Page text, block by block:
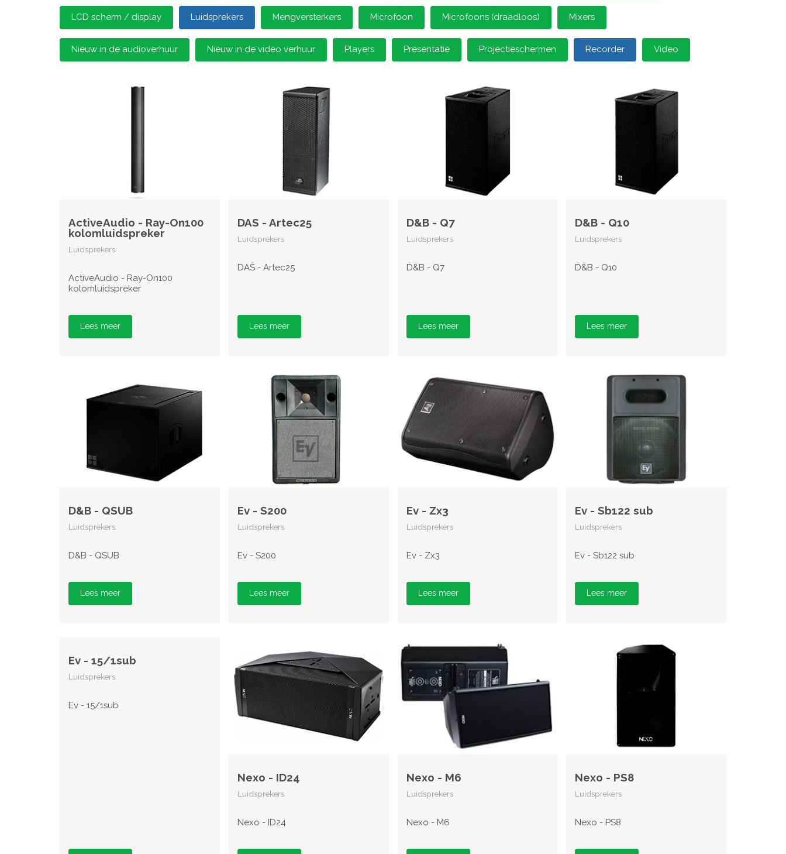
LCD scherm / display Luidsprekers Mengversterkers Microfoon Microfoons (draadloos) Mixers
Nieuw in de audioverhuur Nieuw in de video verhuur Players Presentatie Projectieschermen Recorder Video
ActiveAudio - Ray-On100
kolomluidspreker
Luidsprekers
ActiveAudio - Ray-On100
kolomluidspreker
Lees meer
DAS - Artec25
Luidsprekers
DAS - Artec25
Lees meer
D&B - Q7
Luidsprekers
D&B - Q7
Lees meer
D&B - Q10
Luidsprekers
D&B - Q10
Lees meer
D&B - QSUB
Luidsprekers
D&B - QSUB
Lees meer
Ev - S200
Luidsprekers
Ev - S200
Lees meer
Ev - Zx3
Luidsprekers
Ev - Zx3
Lees meer
Ev - Sb122 sub
Luidsprekers
Ev - Sb122 sub
Lees meer
Ev - 15/1sub
Luidsprekers
Ev - 15/1sub
Nexo - ID24
Luidsprekers
Nexo - ID24
Nexo - M6
Luidsprekers
Nexo - M6
Nexo - PS8
Luidsprekers
Nexo - PS8